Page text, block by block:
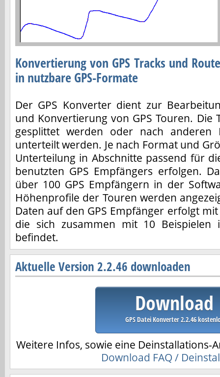
Konvertierung von GPS Tracks und
in nutzbare GPS-Formate
Der GPS Konverter dient zur
und Konvertierung von GPS Touren. Die
gesplittet werden oder nach anderen
unterteilt werden. Je nach Format und
Unterteilung in Abschnitte passend für
benutzten GPS Empfängers erfolgen.
über 100 GPS Empfängern in der
Höhenprofile der Touren werden
Daten auf den GPS Empfänger erfolgt mit
die sich zusammen mit 10 Beispielen
befindet.
Aktuelle Version 2.2.46 downloaden
Download
GPS Datei Konverter 2.2.46
Weitere Infos, sowie eine Deinstallations-
Download FAQ /